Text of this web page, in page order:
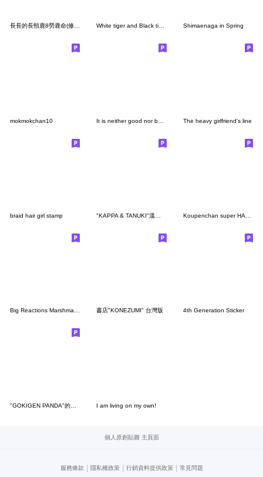
長長的長頸鹿8勞鹿命(修正版) White tiger and Black tiger 3 Shimaenaga in Spring
mokmokchan10 The heavy girlfriend's line
braid hair girl stamp
Big Reactions Marshmallow rabbit 書店"KONEZUMI" 台灣版 4th Generation Sticker
I am living on my own!
個人原創貼圖 主頁面
服務條款 | 隱私權政策 | 行銷資料提供政策 | 常見問題